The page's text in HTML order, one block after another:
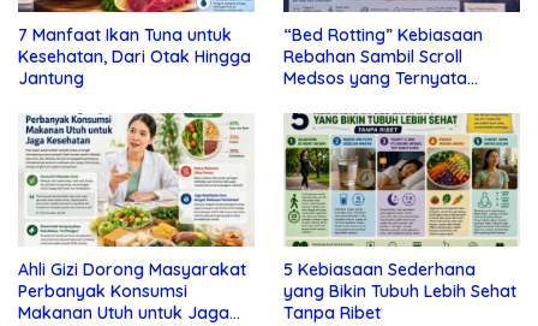
7 Manfaat Ikan Tuna untuk
Kesehatan, Dari Otak Hingga
Jantung
“Bed Rotting” Kebiasaan
Rebahan Sambil Scroll
Medsos yang Ternyata
Ahli Gizi Dorong Masyarakat
Perbanyak Konsumsi
Makanan Utuh untuk Jaga
5 Kebiasaan Sederhana
yang Bikin Tubuh Lebih Sehat
Tanpa Ribet